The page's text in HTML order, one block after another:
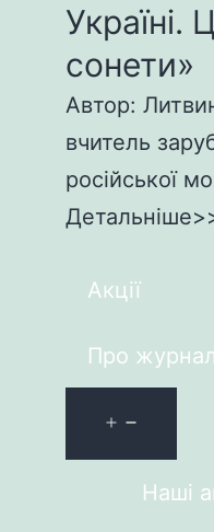
Україні.
сонети»
Автор:
вчитель
російської
Акції
Про журнал
Наші